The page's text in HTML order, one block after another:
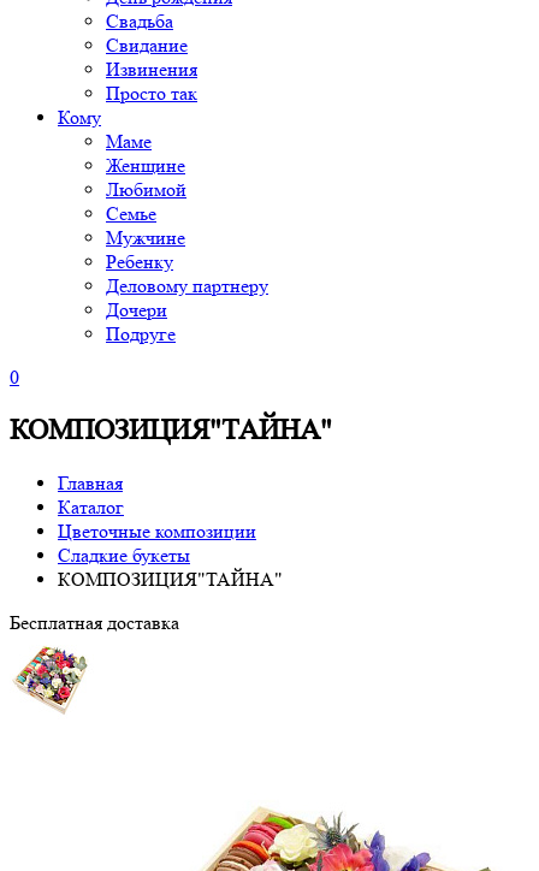
Свадьба
Свидание
Извинения
Просто так
Кому
Маме
Женщине
Любимой
Семье
Мужчине
Ребенку
Деловому партнеру
Дочери
Подруге
0
КОМПОЗИЦИЯ"ТАЙНА"
Главная
Каталог
Цветочные композиции
Сладкие букеты
КОМПОЗИЦИЯ"ТАЙНА"
Бесплатная доставка